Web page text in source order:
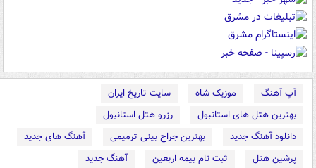
آپ آهنگ موزیک شاه
سایت تاریخ ایران
بهترین هتل های استانبول
رزرو هتل استانبول
دانلود آهنگ جدید
بهترین جراح بینی ترمیمی
آهنگ های جدید
پرشین هتل
ثبت نام بیمه اربعین
آهنگ جدید